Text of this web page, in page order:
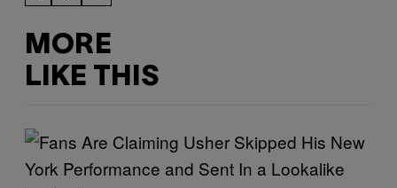
MORE
LIKE THIS